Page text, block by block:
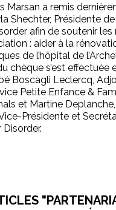
Marsan a remis
Shechter, Présidente de
afin de soutenir les
: aider à la
de l’hôpital de
chèque s’est effectuée
Boscagli Leclercq,
Petite Enfance &
et Martine Deplanche,
Présidente et